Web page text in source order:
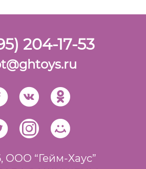
204-17-53
ООО “Гейм-Xаус”